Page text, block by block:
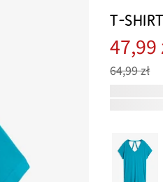
T-
47,99
64,99 zł